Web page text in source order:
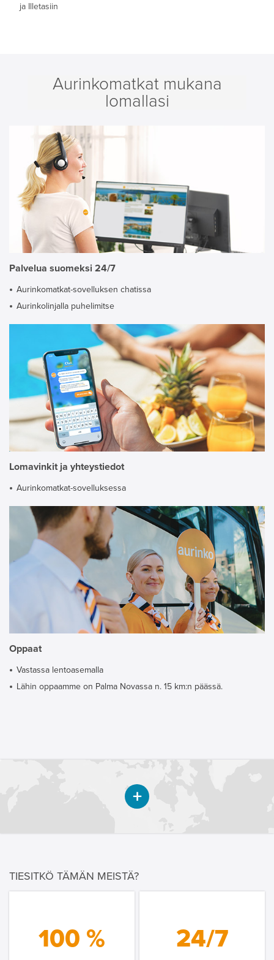
ja Illetasiin
Aurinkomatkat mukana
lomallasi
Palvelua suomeksi 24/7
Aurinkomatkat-sovelluksen chatissa
Aurinkolinjalla puhelimitse
Lomavinkit ja yhteystiedot
Aurinkomatkat-sovelluksessa
Oppaat
Vastassa lentoasemalla
Lähin oppaamme on Palma Novassa n. 15 km:n päässä.
TIESITKÖ TÄMÄN MEISTÄ?
100 % 24/7